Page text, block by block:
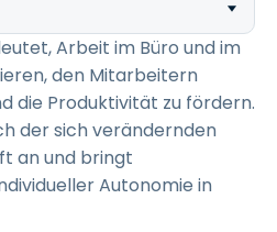
Arbeit im Büro und im
den Mitarbeitern
die Produktivität zu fördern.
der sich verändernden
an und bringt
Autonomie in